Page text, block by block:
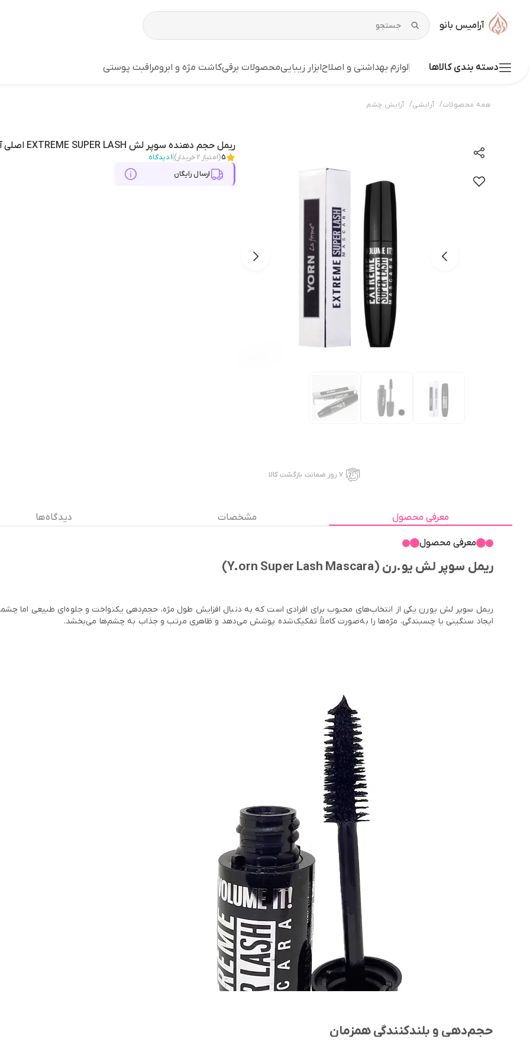
آرامیس بانو
دسته بندی کالاها لوازم بهداشتی و اصلاحابزار زیباییمحصولات برقیکاشت مژه و ابرومراقبت پوستی
همه محصولات/ آرایشی/ آرایش چشم
ریمل حجم دهنده سوپر لش EXTREME SUPER LASH اصلی آلمان
5(امتیاز 2خریدار) 1دیدگاه
ارسال رایگان
۷ روز ضمانت بازگشت کالا
معرفی محصول مشخصات دیدگاه ها
معرفی محصول
ریمل سوپر لش یو.رن (Y.orn Super Lash Mascara)
ریمل سوپر لش یورن یکی از انتخاب‌های محبوب برای افرادی است که به دنبال افزایش طول مژه، حجم‌دهی یکنواخت و جلوه‌ای طبیعی اما
ایجاد سنگینی یا چسبندگی، مژه‌ها را به‌صورت کاملاً تفکیک‌شده پوشش می‌دهد و ظاهری مرتب و جذاب به چشم‌ها می‌بخشد.
حجم‌دهی و بلندکنندگی همزمان